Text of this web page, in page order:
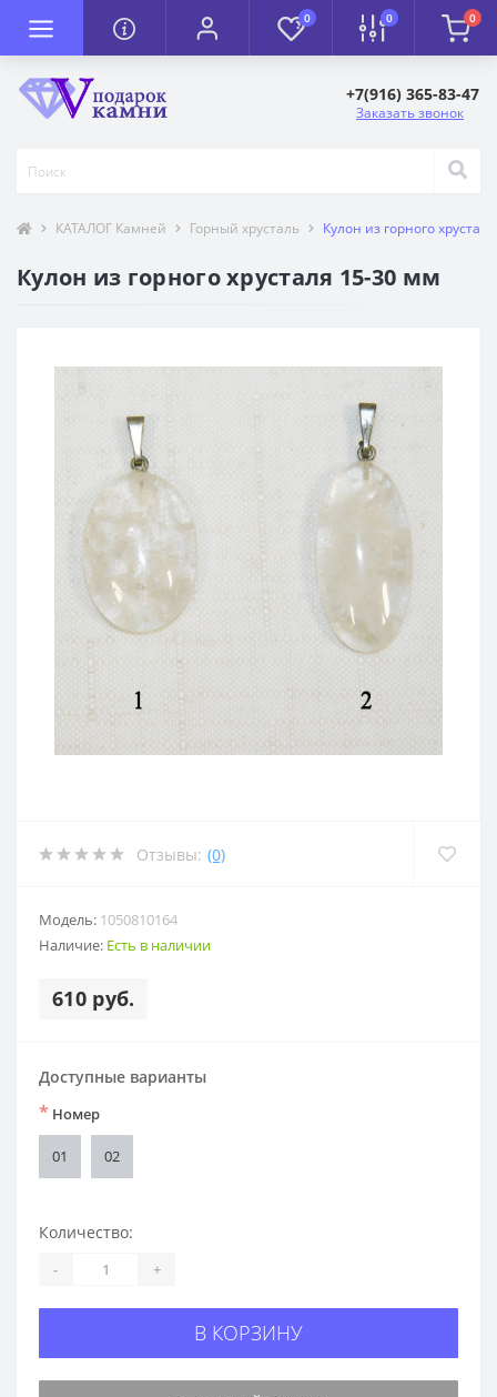
0 0 0
+7(916) 365-83-47
Заказать звонок
КАТАЛОГ Камней Горный хрусталь Кулон из горного
Кулон из горного хрусталя 15-30 мм
Отзывы: (0)
Модель: 1050810164
Наличие: Есть в наличии
610 руб.
Доступные варианты
* Номер
01 02
Количество:
- +
В КОРЗИНУ